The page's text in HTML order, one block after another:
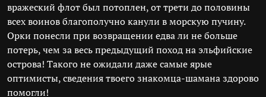
вражеский флот был потоплен, от трети до половины
всех воинов благополучно канули в морскую пучину.
Орки понесли при возвращении едва ли не больше
потерь, чем за весь предыдущий поход на эльфийские
острова! Такого не ожидали даже самые ярые
оптимисты, сведения твоего знакомца-шамана здорово
помогли!